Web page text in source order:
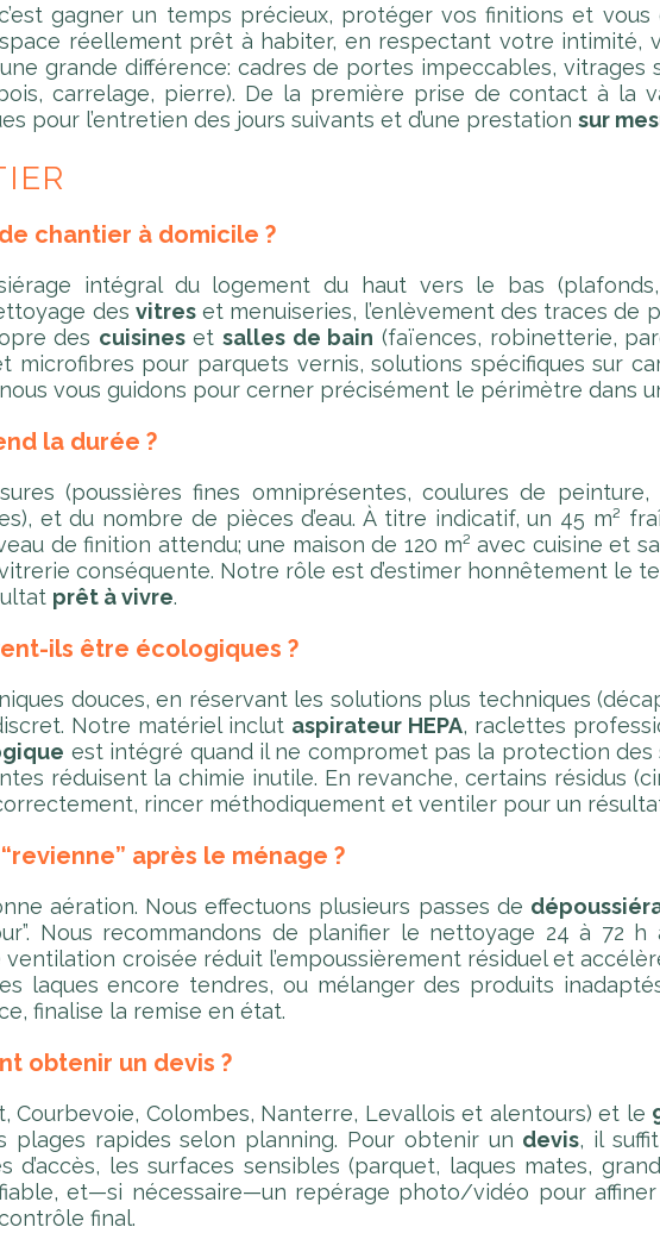
gagner un temps précieux, protéger vos finitions et vous
réellement prêt à habiter, en respectant votre intimité,
grande différence: cadres de portes impeccables, vitrages
carrelage, pierre). De la première prise de contact à la
pour l’entretien des jours suivants et d’une prestation sur
chantier à domicile ?
intégral du logement du haut vers le bas (plafonds,
des vitreset menuiseries, l’enlèvement des traces de
des cuisinesetsalles de bain (faïences, robinetterie,
pour parquets vernis, solutions spécifiques sur
vous guidons pour cerner précisément le périmètre dans
la durée ?
(poussières fines omniprésentes, coulures de
et du nombre de pièces d’eau. À titre indicatif, un 45 m²
de finition attendu; une maison de 120 m² avec cuisine et
conséquente. Notre rôle est d’estimer honnêtement le
prêt à vivre.
ils être écologiques ?
douces, en réservant les solutions plus techniques
Notre matériel inclut aspirateur HEPA, raclettes
est intégré quand il ne compromet pas la protection des
réduisent la chimie inutile. En revanche, certains résidus
rincer méthodiquement et ventiler pour un
après le ménage ?
aération. Nous effectuons plusieurs passes de
Nous recommandons de planifier le nettoyage 24 à 72
croisée réduit l’empoussièrement résiduel et
laques encore tendres, ou mélanger des produits
finalise la remise en état.
obtenir un devis ?
Courbevoie, Colombes, Nanterre, Levallois et alentours) et le
plages rapides selon planning. Pour obtenir un devis, il
les surfaces sensibles (parquet, laques mates,
et—si nécessaire—un repérage photo/vidéo pour
contrôle final.